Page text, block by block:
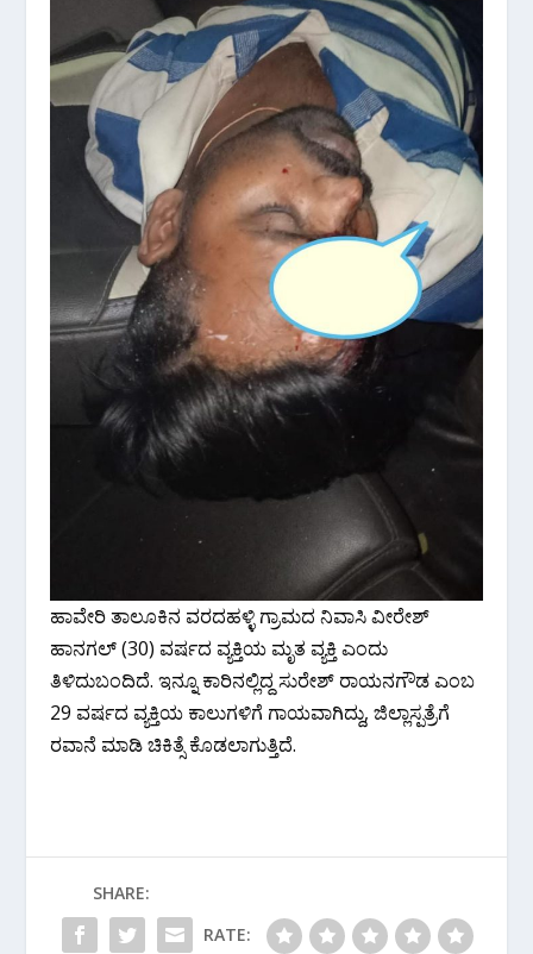
ಹಾವೇರಿ ತಾಲೂಕಿನ ವರದಹಳ್ಳಿ ಗ್ರಾಮದ ನಿವಾಸಿ ವೀರೇಶ್
ಹಾನಗಲ್ (30) ವರ್ಷದ ವ್ಯಕ್ತಿಯ ಮೃತ ವ್ಯಕ್ತಿ ಎಂದು
ತಿಳಿದುಬಂದಿದೆ. ಇನ್ನೂ ಕಾರಿನಲ್ಲಿದ್ದ ಸುರೇಶ್ ರಾಯನಗೌಡ ಎಂಬ
29 ವರ್ಷದ ವ್ಯಕ್ತಿಯ ಕಾಲುಗಳಿಗೆ ಗಾಯವಾಗಿದ್ದು, ಜಿಲ್ಲಾಸ್ಪತ್ರೆಗೆ
ರವಾನೆ ಮಾಡಿ ಚಿಕಿತ್ಸೆ ಕೊಡಲಾಗುತ್ತಿದೆ.
SHARE:
RATE: